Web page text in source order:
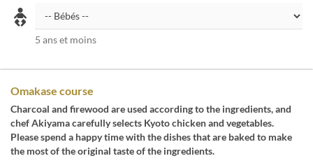
5 ans et moins
Omakase course
Charcoal and firewood are used according to the ingredients, and
chef Akiyama carefully selects Kyoto chicken and vegetables.
Please spend a happy time with the dishes that are baked to make
the most of the original taste of the ingredients.